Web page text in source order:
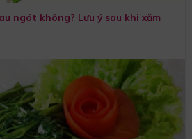
ngót không? Lưu ý sau khi xăm